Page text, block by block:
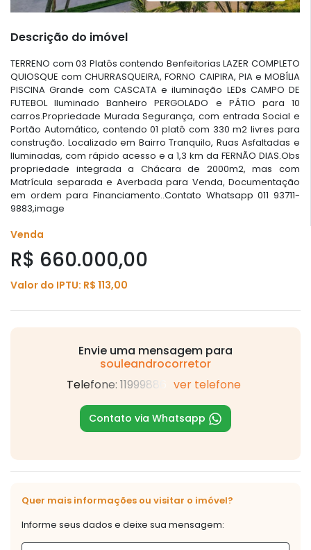
Descrição do imóvel
TERRENO com 03 Platôs contendo Benfeitorias LAZER COMPLETO
QUIOSQUE com CHURRASQUEIRA, FORNO CAIPIRA, PIA e MOBÍLIA
PISCINA Grande com CASCATA e iluminação LEDs CAMPO DE
FUTEBOL Iluminado Banheiro PERGOLADO e PÁTIO para 10
carros.Propriedade Murada Segurança, com entrada Social e
Portão Automático, contendo 01 platô com 330 m2 livres para
construção. Localizado em Bairro Tranquilo, Ruas Asfaltadas e
Iluminadas, com rápido acesso e a 1,3 km da FERNÃO DIAS.Obs
propriedade integrada a Chácara de 2000m2, mas com
Matrícula separada e Averbada para Venda, Documentação
em ordem para Financiamento..Contato Whatsapp 011 93711-
9883,image
Venda
R$ 660.000,00
Valor do IPTU: R$ 113,00
Envie uma mensagem para
souleandrocorretor
Telefone: 11999886
ver telefone
Contato via Whatsapp
Quer mais informações ou visitar o imóvel?
Informe seus dados e deixe sua mensagem: